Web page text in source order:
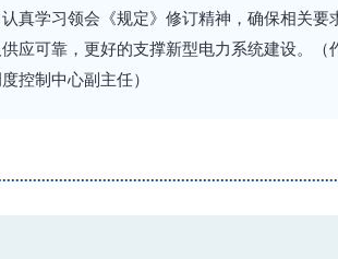
真学习领会《规定》修订精神，确保相关要
应可靠，更好的支撑新型电力系统建设。（
控制中心副主任）